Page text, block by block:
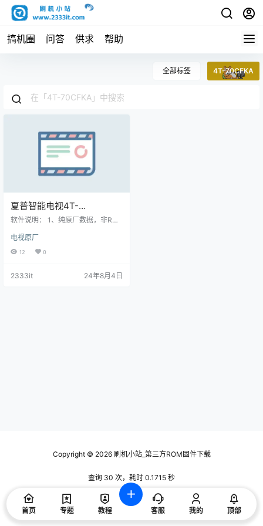
搞机圈 问答 供求 帮助
全部标签 4T-70CFKA
夏普智能电视4T-
70CFKA,4T-70CFXA,4T-
Ver1.06220419原厂系统刷
机数据固件升级包
软件说明： 1、纯原厂数据，非ROO
2、刷机有风险也有乐趣，一切源于
刷机导致后果自负，本网站概不负
删除，谢谢合作！ 资料描述 4T-C6
电视原厂
12 0
2333it 24年8月4日
Copyright © 2026刷机小站_第三方ROM固件下载
查询 30 次，耗时 0.1715 秒
首页 专题 教程 客服 我的 顶部